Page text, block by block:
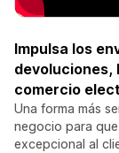
Impulsa los
devoluciones,
comercio
Una forma más
negocio para
excepcional al